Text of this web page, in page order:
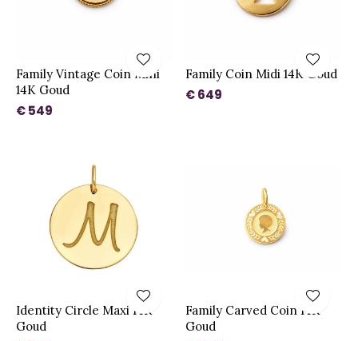
Family Vintage Coin Mini
14K Goud
€ 549
Family Coin Midi 14K Goud
€ 649
Identity Circle Maxi 14K
Goud
Family Carved Coin 14K
Goud